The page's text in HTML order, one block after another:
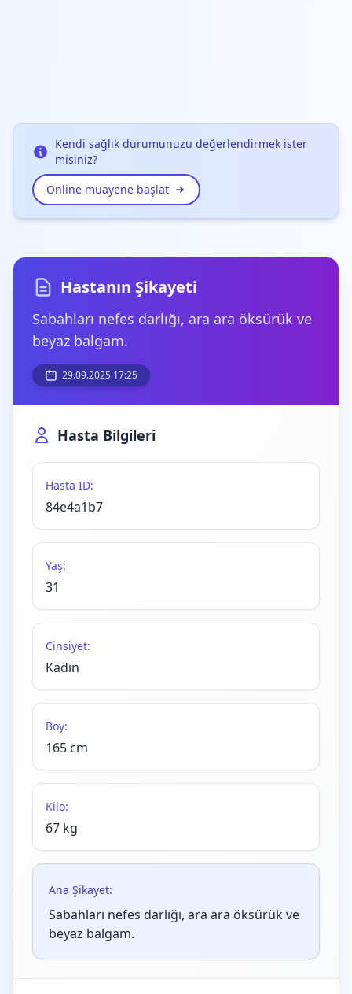
Kendi sağlık durumunuzu değerlendirmek ister
misiniz?
Online muayene başlat
Hastanın Şikayeti
Sabahları nefes darlığı, ara ara öksürük ve
beyaz balgam.
29.09.2025 17:25
Hasta Bilgileri
Hasta ID:
84e4a1b7
Yaş:
31
Cinsiyet:
Kadın
Boy:
165 cm
Kilo:
67 kg
Ana Şikayet:
Sabahları nefes darlığı, ara ara öksürük ve
beyaz balgam.